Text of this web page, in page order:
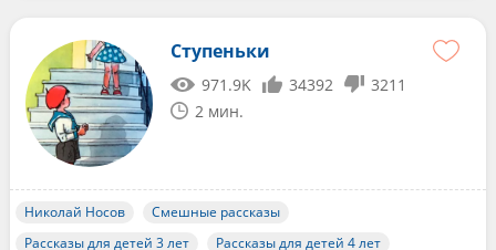
Ступеньки
971.9K 34392
3211
2 мин.
Николай Носов
Смешные рассказы
Рассказы для детей 3 лет
Рассказы для детей 4 лет